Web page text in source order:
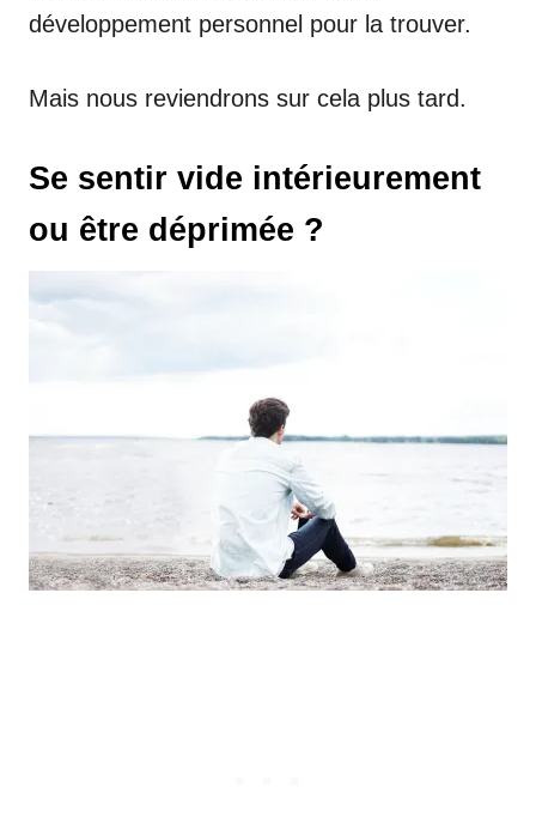
développement personnel pour la trouver.
Mais nous reviendrons sur cela plus tard.
Se sentir vide intérieurement
ou être déprimée ?